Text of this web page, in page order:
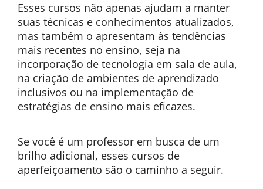
Esses cursos não apenas ajudam a manter
suas técnicas e conhecimentos atualizados,
mas também o apresentam às tendências
mais recentes no ensino, seja na
incorporação de tecnologia em sala de aula,
na criação de ambientes de aprendizado
inclusivos ou na implementação de
estratégias de ensino mais eficazes.
Se você é um professor em busca de um
brilho adicional, esses cursos de
aperfeiçoamento são o caminho a seguir.